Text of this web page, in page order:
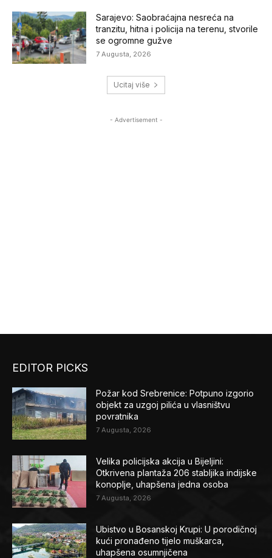
Sarajevo: Saobraćajna nesreća na
tranzitu, hitna i policija na terenu, stvorile
se ogromne gužve
7 Augusta, 2026
Ucitaj više
- Advertisement -
EDITOR PICKS
Požar kod Srebrenice: Potpuno izgorio
objekt za uzgoj pilića u vlasništvu
povratnika
7 Augusta, 2026
Velika policijska akcija u Bijeljini:
Otkrivena plantaža 206 stabljika indijske
konoplje, uhapšena jedna osoba
7 Augusta, 2026
Ubistvo u Bosanskoj Krupi: U porodičnoj
kući pronađeno tijelo muškarca,
uhapšena osumnjičena